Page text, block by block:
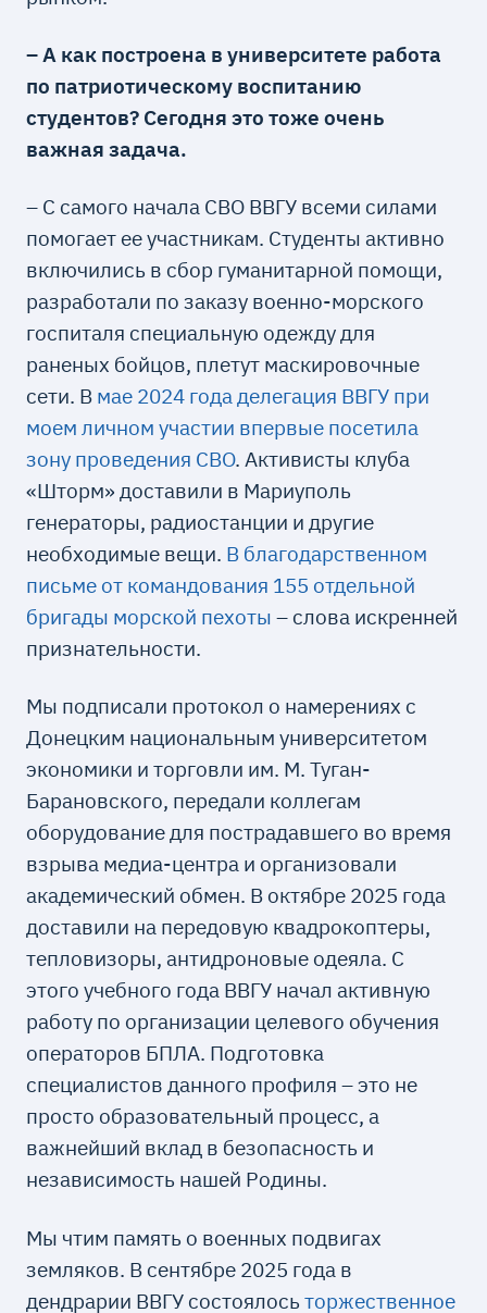
– А как построена в университете работа
по патриотическому воспитанию
студентов? Сегодня это тоже очень
важная задача.
– С самого начала СВО ВВГУ всеми силами
помогает ее участникам. Студенты активно
включились в сбор гуманитарной помощи,
разработали по заказу военно-морского
госпиталя специальную одежду для
раненых бойцов, плетут маскировочные
сети. В мае 2024 года делегация ВВГУ при
моем личном участии впервые посетила
зону проведения СВО. Активисты клуба
«Шторм» доставили в Мариуполь
генераторы, радиостанции и другие
необходимые вещи. В благодарственном
письме от командования 155 отдельной
бригады морской пехоты – слова искренней
признательности.
Мы подписали протокол о намерениях с
Донецким национальным университетом
экономики и торговли им. М. Туган-
Барановского, передали коллегам
оборудование для пострадавшего во время
взрыва медиа-центра и организовали
академический обмен. В октябре 2025 года
доставили на передовую квадрокоптеры,
тепловизоры, антидроновые одеяла. С
этого учебного года ВВГУ начал активную
работу по организации целевого обучения
операторов БПЛА. Подготовка
специалистов данного профиля – это не
просто образовательный процесс, а
важнейший вклад в безопасность и
независимость нашей Родины.
Мы чтим память о военных подвигах
земляков. В сентябре 2025 года в
дендрарии ВВГУ состоялосьторжественное